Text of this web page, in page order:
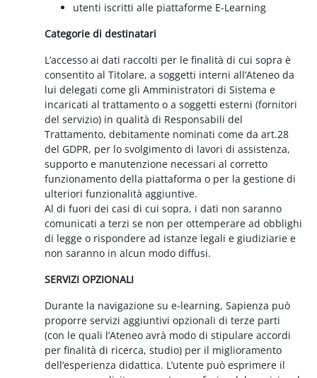
utenti iscritti alle piattaforme E-Learning
Categorie di destinatari
L’accesso ai dati raccolti per le finalità di cui sopra è
consentito al Titolare, a soggetti interni all’Ateneo da
lui delegati come gli Amministratori di Sistema e
incaricati al trattamento o a soggetti esterni (fornitori
del servizio) in qualità di Responsabili del
Trattamento, debitamente nominati come da art.28
del GDPR, per lo svolgimento di lavori di assistenza,
supporto e manutenzione necessari al corretto
funzionamento della piattaforma o per la gestione di
ulteriori funzionalità aggiuntive.
Al di fuori dei casi di cui sopra, i dati non saranno
comunicati a terzi se non per ottemperare ad obblighi
di legge o rispondere ad istanze legali e giudiziarie e
non saranno in alcun modo diffusi.
SERVIZI OPZIONALI
Durante la navigazione su e-learning, Sapienza può
proporre servizi aggiuntivi opzionali di terze parti
(con le quali l’Ateneo avrà modo di stipulare accordi
per finalità di ricerca, studio) per il miglioramento
dell’esperienza didattica. L’utente può esprimere il